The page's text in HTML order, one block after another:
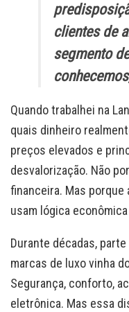
clientes de
segmento
Quando trabalhei na
quais dinheiro
preços elevados e
desvalorização. Não
financeira. Mas
usam lógica
Durante décadas,
marcas de luxo vinha
Segurança, conforto,
eletrônica. Mas essa